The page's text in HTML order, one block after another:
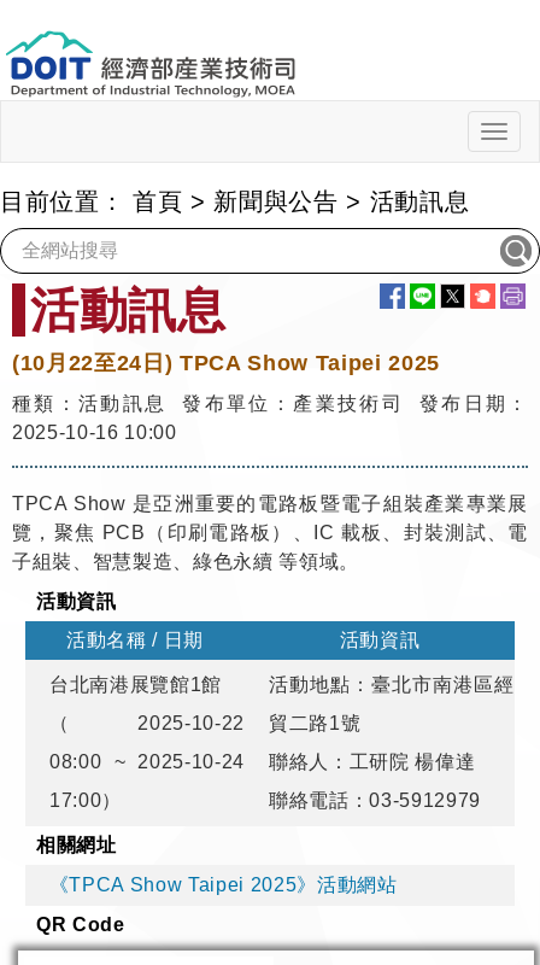
到
主
要
目前位置： 首頁 > 新聞與公告 > 活動訊息
::: 活動訊息
(10月22至24日) TPCA Show Taipei 2025
種類：活動訊息 發布單位：產業技術司 發布日期：
2025-10-16 10:00
TPCA Show 是亞洲重要的電路板暨電子組裝產業專業展
覽，聚焦 PCB（印刷電路板）、IC 載板、封裝測試、電
子組裝、智慧製造、綠色永續 等領域。
活動資訊
活動名稱 / 日期
活動資訊
台北南港展覽館1館
（2025-10-22
08:00 ~ 2025-10-24
17:00）
活動地點：臺北市南港區經
貿二路1號
聯絡人：工研院 楊偉達
聯絡電話：03-5912979
相關網址
《TPCA Show Taipei 2025》活動網站
QR Code